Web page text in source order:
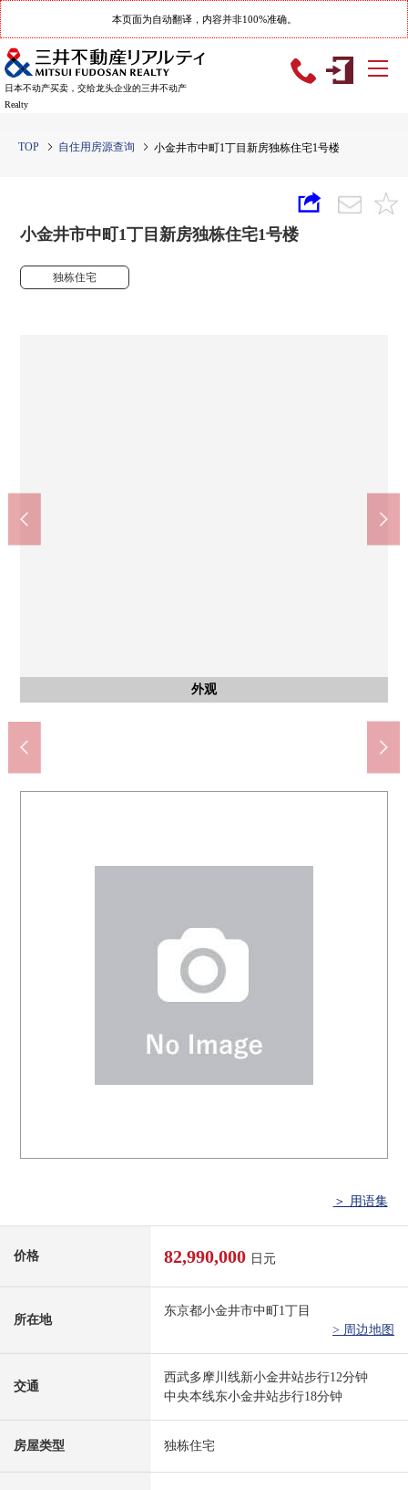
本页面为自动翻译，内容并非100%准确。
日本不动产买卖，交给龙头企业的三井不动产
Realty
TOP 自住用房源查询 小金井市中町1丁目新房独栋住宅1号楼
小金井市中町1丁目新房独栋住宅1号楼
独栋住宅
外观
外观
含有前面道路的外观
其他当地
其他当地
小金井市立南小学(约670m)
步行9分钟
小金井市立东中学(约1110m)
步行14分钟
Inageya小金井东町商店(约560m)
步行7分钟
按照7-Eleven小金井连雀商店(约290m)
步行4分钟
都立武蔵野公園(约250m)
步行4分钟
小金井东町邮局(约510m)
步行7分钟
＞ 用语集
价格 82,990,000 日元
所在地
东京都小金井市中町1丁目
> 周边地图
交通
西武多摩川线新小金井站步行12分钟
中央本线东小金井站步行18分钟
房屋类型 独栋住宅